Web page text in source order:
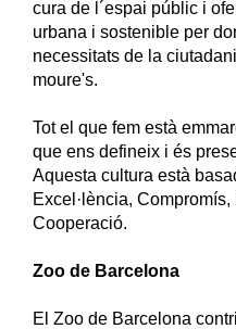
cura de l´espai públic i
urbana i sostenible per
necessitats de la
moure's.
Tot el que fem està
que ens defineix i és
Aquesta cultura està
Excel·lència,
Cooperació.
Zoo de Barcelona
El Zoo de Barcelona